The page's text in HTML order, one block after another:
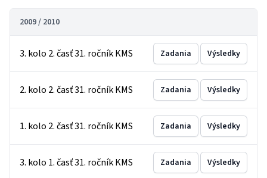
2009 / 2010
3. kolo 2. časť 31. ročník KMS Zadania Výsledky
2. kolo 2. časť 31. ročník KMS Zadania Výsledky
1. kolo 2. časť 31. ročník KMS Zadania Výsledky
3. kolo 1. časť 31. ročník KMS Zadania Výsledky